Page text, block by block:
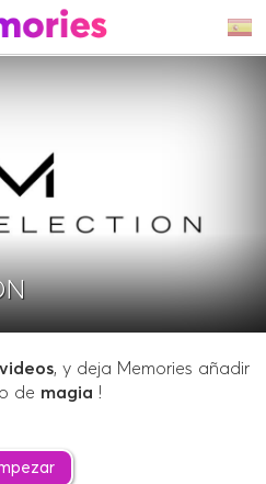
videos, y deja Memories añadir
de magia !